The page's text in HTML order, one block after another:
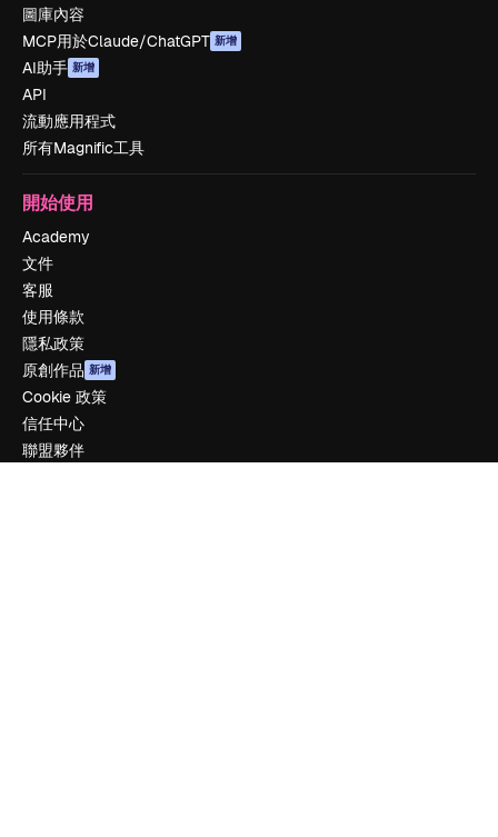
圖庫內容
MCP用於Claude/ChatGPT 新增
AI助手 新增
API
流動應用程式
所有Magnific工具
開始使用
Academy
文件
客服
使用條款
隱私政策
原創作品 新增
Cookie 政策
信任中心
聯盟夥伴